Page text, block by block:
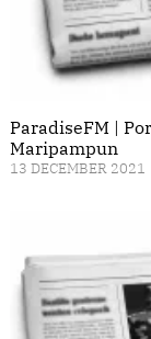
ParadiseFM |
Maripampun
13 DECEMBER 2021